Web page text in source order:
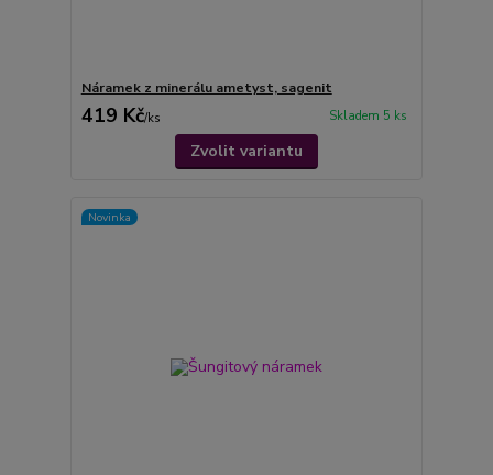
Náramek z minerálu ametyst, sagenit
419 Kč/ks Skladem 5 ks
Zvolit variantu
Novinka